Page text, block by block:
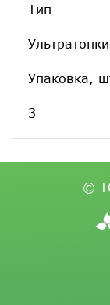
Тип
Упаковка,
3
©